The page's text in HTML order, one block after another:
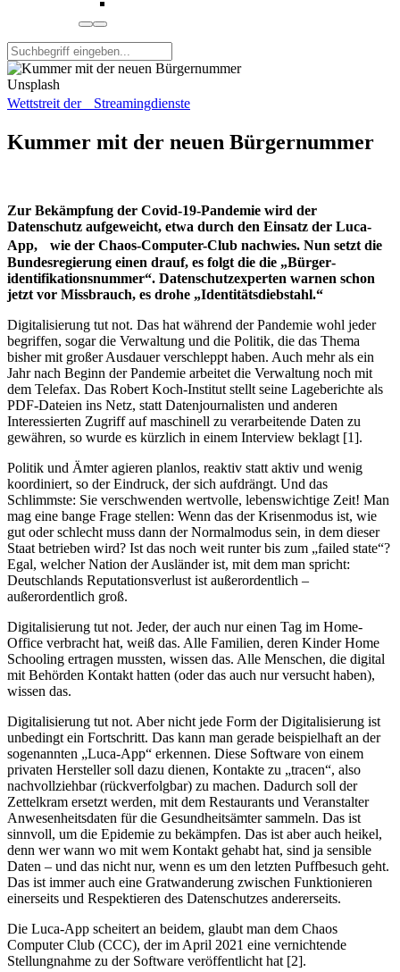
Unsplash
Wettstreit der Streamingdienste
Kummer mit der neuen Bürgernummer
Zur Bekämpfung der Covid-19-Pandemie wird der
Datenschutz aufgeweicht, etwa durch den Einsatz der Luca-
App,
wie der Chaos-Computer-Club nachwies. Nun setzt die
Bundesregierung einen drauf, es folgt die die „Bürger­
identifikations­nummer“. Datenschutzexperten warnen schon
jetzt vor Missbrauch, es drohe „Identitätsdiebstahl.“
Digitalisierung tut not. Das hat während der Pandemie wohl jeder
begriffen, sogar die Verwaltung und die Politik, die das Thema
bisher mit großer Ausdauer verschleppt haben. Auch mehr als ein
Jahr nach Beginn der Pandemie arbeitet die Verwaltung noch mit
dem Telefax. Das Robert Koch-Institut stellt seine Lageberichte als
PDF-Dateien ins Netz, statt Datenjournalisten und anderen
Interessierten Zugriff auf maschinell zu verarbeitende Daten zu
gewähren, so wurde es kürzlich in einem Interview beklagt [1].
Politik und Ämter agieren planlos, reaktiv statt aktiv und wenig
koordiniert, so der Eindruck, der sich aufdrängt. Und das
Schlimmste: Sie verschwenden wertvolle, lebenswichtige Zeit! Man
mag eine bange Frage stellen: Wenn das der Krisenmodus ist, wie
gut oder schlecht muss dann der Normalmodus sein, in dem dieser
Staat betrieben wird? Ist das noch weit runter bis zum „failed state“?
Egal, welcher Nation der Ausländer ist, mit dem man spricht:
Deutschlands Reputationsverlust ist außerordentlich –
außerordentlich groß.
Digitalisierung tut not. Jeder, der auch nur einen Tag im Home-
Office verbracht hat, weiß das. Alle Familien, deren Kinder Home
Schooling ertragen mussten, wissen das. Alle Menschen, die digital
mit Behörden Kontakt hatten (oder das auch nur versucht haben),
wissen das.
Digitalisierung tut not. Aber nicht jede Form der Digitalisierung ist
unbedingt ein Fortschritt. Das kann man gerade beispielhaft an der
sogenannten „Luca-App“ erkennen. Diese Software von einem
privaten Hersteller soll dazu dienen, Kontakte zu „tracen“, also
nachvollziehbar (rückverfolgbar) zu machen. Dadurch soll der
Zettelkram ersetzt werden, mit dem Restaurants und Veranstalter
Anwesenheitsdaten für die Gesundheitsämter sammeln. Das ist
sinnvoll, um die Epidemie zu bekämpfen. Das ist aber auch heikel,
denn wer wann wo mit wem Kontakt gehabt hat, sind ja sensible
Daten – und das nicht nur, wenn es um den letzten Puffbesuch geht.
Das ist immer auch eine Gratwanderung zwischen Funktionieren
einerseits und Respektieren des Datenschutzes andererseits.
Die Luca-App scheitert an beidem, glaubt man dem Chaos
Computer Club (CCC), der im April 2021 eine vernichtende
Stellungnahme zu der Software veröffentlicht hat [2].